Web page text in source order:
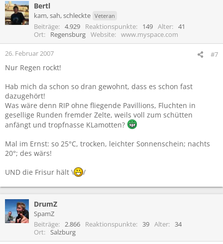
Bertl
kam, sah, schleckte Veteran
Beiträge 4.929 Reaktionspunkte 149 Alter
41
Ort
Regensburg Website www.myspace.com
26. Februar 2007 #7
Nur Regen rockt!
Hab mich da schon so dran gewohnt, dass es schon fast
dazugehört!
Was wäre denn RIP ohne fliegende Pavillions, Fluchten in
gesellige Runden fremder Zelte, weils voll zum schütten
anfängt und tropfnasse KLamotten?
Mal im Ernst: so 25°C, trocken, leichter Sonnenschein; nachts
20°; des wärs!
UND die Frisur hält \
/
DrumZ
SpamZ
Beiträge
2.866 Reaktionspunkte 39 Alter
34
Ort
Salzburg